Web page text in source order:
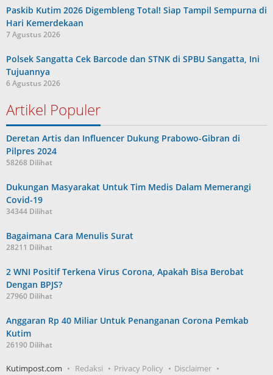
Paskib Kutim 2026 Digembleng Total! Siap Tampil Sempurna di
Hari Kemerdekaan
7 Agustus 2026
Polsek Sangatta Cek Barcode dan STNK di SPBU Sangatta, Ini
Tujuannya
6 Agustus 2026
Artikel Populer
Deretan Artis dan Influencer Dukung Prabowo-Gibran di
Pilpres 2024
58268 Dilihat
Dukungan Masyarakat Untuk Tim Medis Dalam Memerangi
Covid-19
34344 Dilihat
Bagaimana Cara Menulis Surat
28211 Dilihat
2 WNI Positif Terkena Virus Corona, Apakah Bisa Berobat
Dengan BPJS?
27960 Dilihat
Anggaran Rp 40 Miliar Untuk Penanganan Corona Pemkab
Kutim
26190 Dilihat
Kutimpost.com Redaksi Privacy Policy
Disclaimer